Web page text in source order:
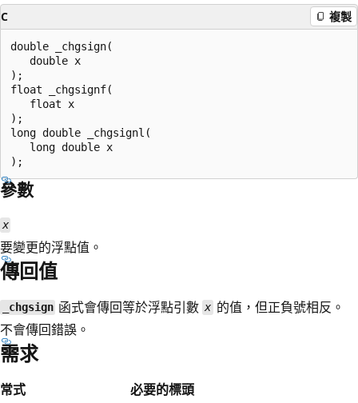
C 複製
double _chgsign(
   double x
);
float _chgsignf(
   float x
);
long double _chgsignl(
   long double x
參數
x
要變更的浮點值。
傳回值
_chgsign 函式會傳回等於浮點引數x的值，但正負號相反。
不會傳回錯誤。
需求
常式 必要的標頭